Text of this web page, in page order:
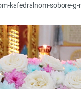
kafedralnom-sobore-g-